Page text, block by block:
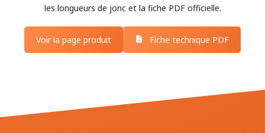
les longueurs de jonc et la fiche PDF officielle.
Voir la page produit Fiche technique PDF